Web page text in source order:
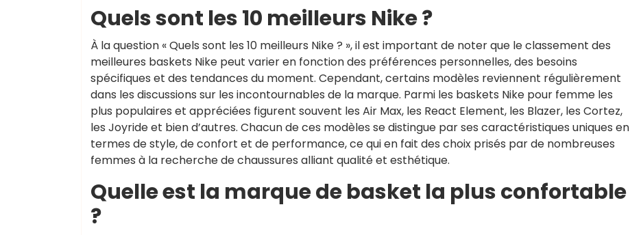
Quels sont les 10 meilleurs Nike ?
À la question « Quels sont les 10 meilleurs Nike ? », il est important de noter que le classement des
meilleures baskets Nike peut varier en fonction des préférences personnelles, des besoins
spécifiques et des tendances du moment. Cependant, certains modèles reviennent régulièrement
dans les discussions sur les incontournables de la marque. Parmi les baskets Nike pour femme les
plus populaires et appréciées figurent souvent les Air Max, les React Element, les Blazer, les Cortez,
les Joyride et bien d’autres. Chacun de ces modèles se distingue par ses caractéristiques uniques en
termes de style, de confort et de performance, ce qui en fait des choix prisés par de nombreuses
femmes à la recherche de chaussures alliant qualité et esthétique.
Quelle est la marque de basket la plus confortable
?